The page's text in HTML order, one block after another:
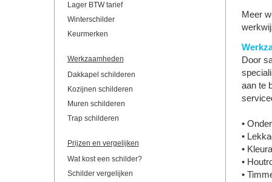
Lager BTW tarief
Winterschilder
Keurmerken
Werkzaamheden
Dakkapel schilderen
Kozijnen schilderen
Muren schilderen
Trap schilderen
Prijzen en vergelijken
Wat kost een schilder?
Schilder vergelijken
Meer
Door
aan te
•
•
•
•
•